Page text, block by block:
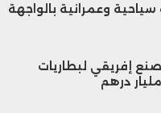
اليوم العلمي
لائحة وطنية
الطبي للقنب
وعمرانية بالواجهة
إفريقي لبطاريات